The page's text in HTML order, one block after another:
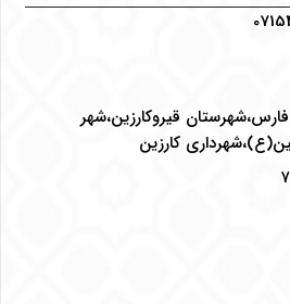
قیروکارزین،شهر
کارزین